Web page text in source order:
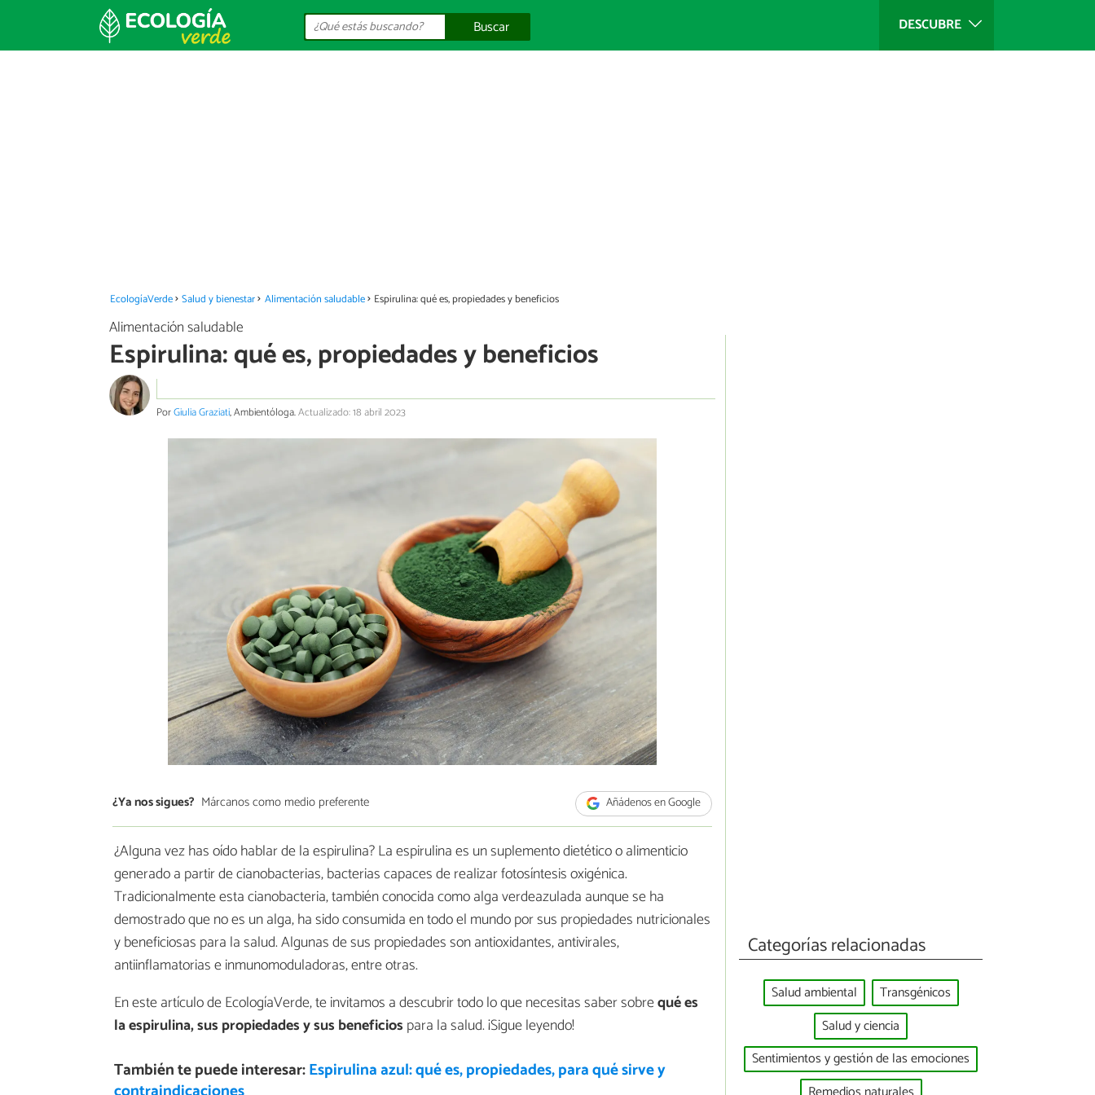
DESCUBRE
Buscar
EcologíaVerde Salud y bienestar Alimentación saludable Espirulina: qué es, propiedades y beneficios
Alimentación saludable
Espirulina: qué es, propiedades y beneficios
PorGiulia Graziati, Ambientóloga.Actualizado: 18 abril 2023
¿Ya nos sigues? Márcanos como medio preferente Añádenos en Google
¿Alguna vez has oído hablar de la espirulina? La espirulina es un suplemento dietético o alimenticio
generado a partir de cianobacterias, bacterias capaces de realizar fotosíntesis oxigénica.
Tradicionalmente esta cianobacteria, también conocida como alga verdeazulada aunque se ha
demostrado que no es un alga, ha sido consumida en todo el mundo por sus propiedades nutricionales
y beneficiosas para la salud. Algunas de sus propiedades son antioxidantes, antivirales,
antiinflamatorias e inmunomoduladoras, entre otras.
En este artículo de EcologíaVerde, te invitamos a descubrir todo lo que necesitas saber sobrequé es
la espirulina, sus propiedades y sus beneficios para la salud. ¡Sigue leyendo!
También te puede interesar:Espirulina azul: qué es, propiedades, para qué sirve y
Categorías relacionadas
Salud ambiental
Transgénicos
Salud y ciencia
Sentimientos y gestión de las emociones